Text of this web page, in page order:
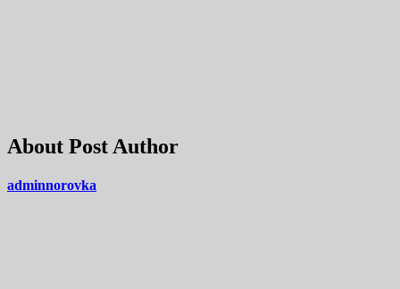
About Post Author
adminnorovka